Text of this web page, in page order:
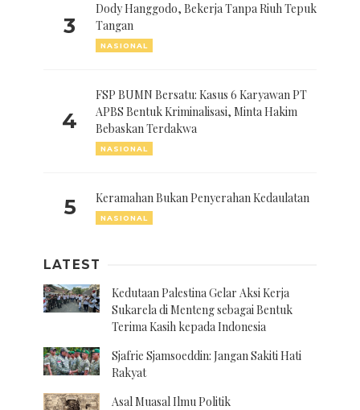
3
Dody Hanggodo, Bekerja Tanpa Riuh Tepuk
Tangan
NASIONAL
4
FSP BUMN Bersatu: Kasus 6 Karyawan PT
APBS Bentuk Kriminalisasi, Minta Hakim
Bebaskan Terdakwa
NASIONAL
5 Keramahan Bukan Penyerahan Kedaulatan
NASIONAL
LATEST
Kedutaan Palestina Gelar Aksi Kerja
Sukarela di Menteng sebagai Bentuk
Terima Kasih kepada Indonesia
Sjafrie Sjamsoeddin: Jangan Sakiti Hati
Rakyat
Asal Muasal Ilmu Politik